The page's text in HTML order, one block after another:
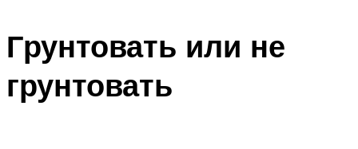
Грунтовать или не
грунтовать